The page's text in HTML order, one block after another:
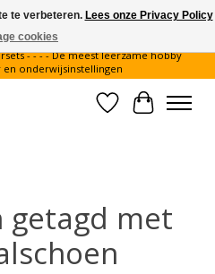
- - - Legvoorbeelden gratis te
- - - - De meest leerzame hobby
onderwijsinstellingen
Verlanglijst
getagd met
te verbeteren. Lees onze Privacy Policy
cookies